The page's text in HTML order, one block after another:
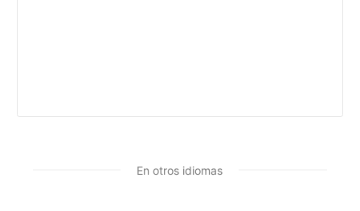
En otros idiomas